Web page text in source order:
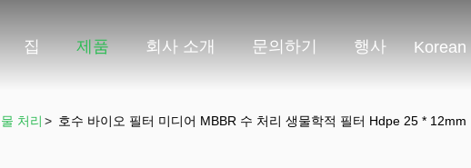
집 제품 회사 소개 문의하기 행사 Korean
처리 > 호수 바이오 필터 미디어 MBBR 수 처리 생물학적 필터 Hdpe 25 * 12mm